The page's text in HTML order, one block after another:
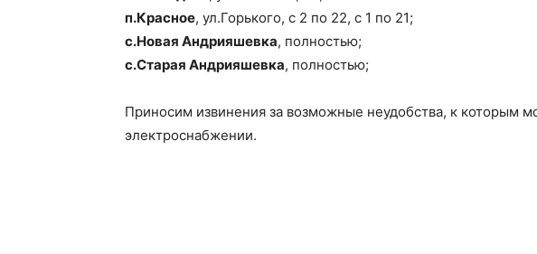
п.Красное, ул.Горького, с 2 по 22, с 1 по 21;
с.Новая Андрияшевка, полностью;
с.Старая Андрияшевка, полностью;
Приносим извинения за возможные неудобства, к которым
электроснабжении.